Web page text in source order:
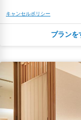
キャンセルポリシー
キャンセルポリシー
￥19,360
返金不可
プランを